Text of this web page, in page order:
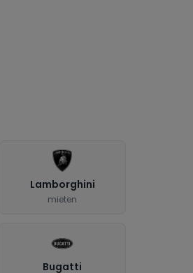
Lamborghini
mieten
Bugatti